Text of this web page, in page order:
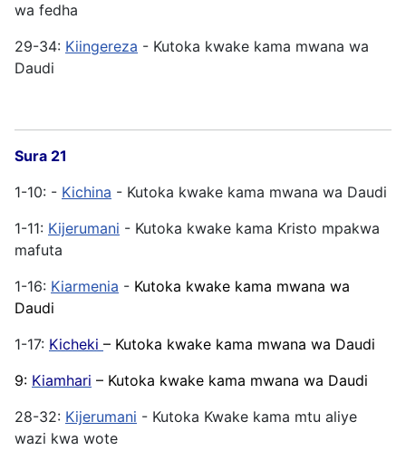
wa fedha
29-34: Kiingereza - Kutoka kwake kama mwana wa
Daudi
Sura 21
1-10: - Kichina - Kutoka kwake kama mwana wa Daudi
1-11: Kijerumani - Kutoka kwake kama Kristo mpakwa
mafuta
1-16: Kiarmenia - Kutoka kwake kama mwana wa
Daudi
1-17: Kicheki – Kutoka kwake kama mwana wa Daudi
9: Kiamhari – Kutoka kwake kama mwana wa Daudi
28-32: Kijerumani - Kutoka Kwake kama mtu aliye
wazi kwa wote